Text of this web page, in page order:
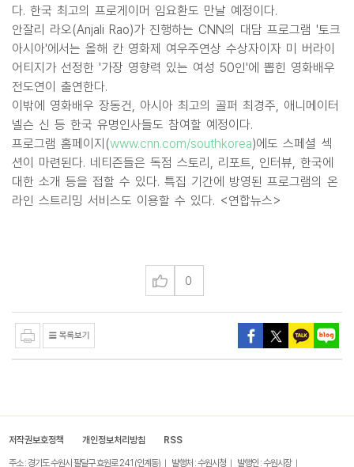
다. 한국 최고의 프로게이머 임요환도 만날 예정이다.
안잘리 라오(Anjali Rao)가 진행하는 CNN의 대담 프로그램 '토크
아시아'에서는 올해 칸 영화제 여우주연상 수상자이자 미 버라이
어티지가 선정한 '가장 영향력 있는 여성 50인'에 뽑힌 영화배우
전도연이 출연한다.
이밖에 영화배우 장동건, 아시아 최고의 골퍼 최경주, 애니메이터
넬슨 신 등 한국 유명인사들도 참여할 예정이다.
프로그램 홈페이지(www.cnn.com/southkorea)에도 스페셜 섹
션이 마련된다. 네티즌들은 독점 스토리, 리포트, 인터뷰, 한국에
대한 소개 등을 접할 수 있다. 특집 기간에 방영된 프로그램의 온
라인 스트리밍 서비스도 이용할 수 있다. <연합뉴스>
0
저작권보호정책 개인정보처리방침 RSS
주소 : 경기도 수원시 팔달구 효원로 241 (인계동) 발행처 : 수원시청 발행인 : 수원시장